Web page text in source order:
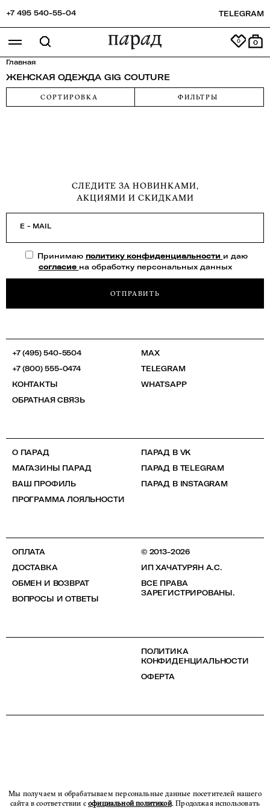
+7 495 540-55-04 TELEGRAM
0
Главная
ЖЕНСКАЯ ОДЕЖДА GIG COUTURE
СОРТИРОВКА ФИЛЬТРЫ
СЛЕДИТЕ ЗА НОВИНКАМИ,
АКЦИЯМИ И СКИДКАМИ
E - MAIL
Принимаю политику конфиденциальности и даю
согласие на обработку персональных данных
ОТПРАВИТЬ
+7 (495) 540-5504
+7 (800) 555-0474
КОНТАКТЫ
ОБРАТНАЯ СВЯЗЬ
MAX
TELEGRAM
WHATSAPP
О ПАРАД
МАГАЗИНЫ ПАРАД
ВАШ ПРОФИЛЬ
ПРОГРАММА ЛОЯЛЬНОСТИ
ПАРАД В VK
ПАРАД В TELEGRAM
ПАРАД В INSTAGRAM
ОПЛАТА
ДОСТАВКА
ОБМЕН И ВОЗВРАТ
ВОПРОСЫ И ОТВЕТЫ
© 2013-2026
ИП ХАЧАТУРЯН А.С.
ВСЕ ПРАВА
ЗАРЕГИСТРИРОВАНЫ.
ПОЛИТИКА
КОНФИДЕНЦИАЛЬНОСТИ
ОФЕРТА
Мы получаем и обрабатываем персональные данные посетителей нашего
сайта в соответствии софициальной политикой. Продолжая использовать